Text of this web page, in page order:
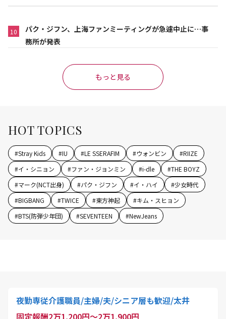
10
パク・ジフン、上海ファンミーティングが急遽中止に…事
務所が発表
もっと見る
HOT TOPICS
#Stray Kids #IU #LE SSERAFIM #ウォンビン #RIIZE
#イ・シニョン #ファン・ジョンミン #i-dle #THE BOYZ
#マーク(NCT出身) #パク・ジフン #イ・ハイ #少女時代
#BIGBANG #TWICE #東方神起 #キム・スヒョン
#BTS(防弾少年団) #SEVENTEEN #NewJeans
夜勤専従介護職員/主婦/夫/シニア層も歓迎/太井